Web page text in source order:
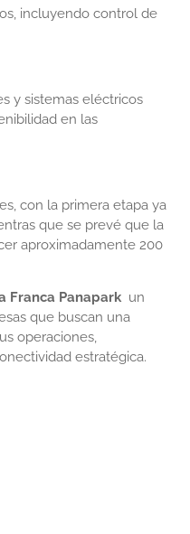
incluyendo control de
y sistemas eléctricos
en las
con la primera etapa ya
que se prevé que la
aproximadamente 200
Franca Panapark un
que buscan una
operaciones,
estratégica.